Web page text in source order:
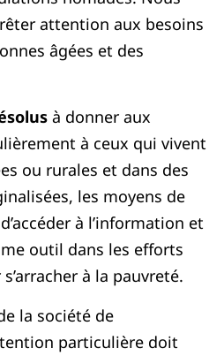
attention aux besoins
âgées et des
à donner aux
à ceux qui vivent
ou rurales et dans des
les moyens de
à l’information et
outil dans les efforts
à la pauvreté.
la société de
particulière doit